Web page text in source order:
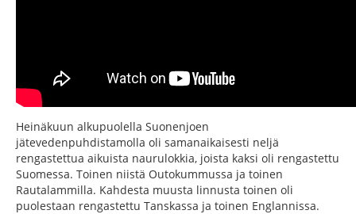
Heinäkuun alkupuolella Suonenjoen
jätevedenpuhdistamolla oli samanaikaisesti neljä
rengastettua aikuista naurulokkia, joista kaksi oli rengastettu
Suomessa. Toinen niistä Outokummussa ja toinen
Rautalammilla. Kahdesta muusta linnusta toinen oli
puolestaan rengastettu Tanskassa ja toinen Englannissa.